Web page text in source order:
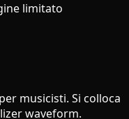
limitato
musicisti. Si colloca
waveform.